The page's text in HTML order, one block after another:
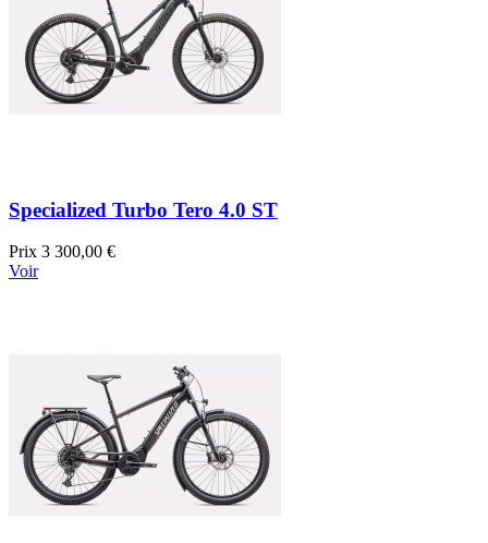
Specialized Turbo Tero 4.0 ST
Prix 3 300,00 €
Voir